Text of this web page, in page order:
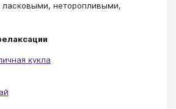
неторопливыми,
кукла